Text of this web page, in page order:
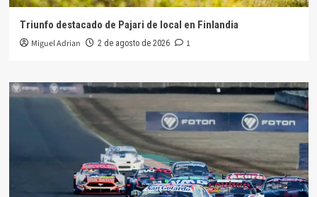
Triunfo destacado de Pajari de local en Finlandia
Miguel Adrian 2 de agosto de 2026 1